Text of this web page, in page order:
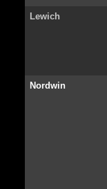
Lewich
Nordwin